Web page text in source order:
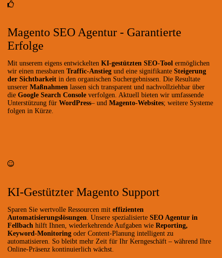
Magento SEO Agentur - Garantierte
Erfolge
Mit unserem eigens entwickelten KI-gestützten SEO-Tool ermöglichen
wir einen messbaren Traffic-Anstieg und eine signifikante Steigerung
der Sichtbarkeit in den organischen Suchergebnissen. Die Resultate
unserer Maßnahmen lassen sich transparent und nachvollziehbar über
die Google Search Console verfolgen. Aktuell bieten wir umfassende
Unterstützung für WordPress– und Magento-Websites; weitere Systeme
folgen in Kürze.
KI-Gestützter Magento Support
Sparen Sie wertvolle Ressourcen mit effizienten
Automatisierungslösungen . Unsere spezialisierte SEO Agentur in
Fellbach hilft Ihnen, wiederkehrende Aufgaben wie Reporting,
Keyword-Monitoring oder Content-Planung intelligent zu
automatisieren. So bleibt mehr Zeit für Ihr Kerngeschäft – während Ihre
Online-Präsenz kontinuierlich wächst.